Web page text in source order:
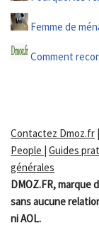
Femme de
Comment
Contactez Dmoz.fr |
People | Guides
générales
DMOZ.FR,
sans aucune
ni AOL.